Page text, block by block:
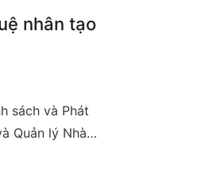
nhân tạo
sách và Phát
Quản lý Nhà